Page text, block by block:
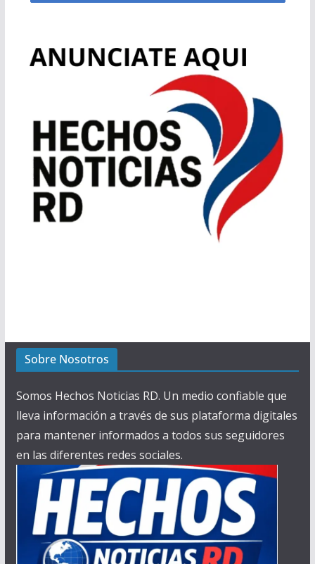
Sobre Nosotros
Somos Hechos Noticias RD. Un medio confiable que
lleva información a través de sus plataforma digitales
para mantener informados a todos sus seguidores
en las diferentes redes sociales.